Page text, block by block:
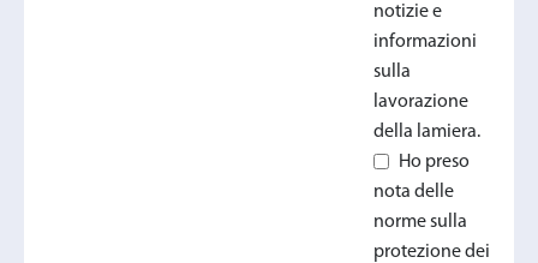
notizie e
informazioni
sulla
lavorazione
della lamiera.
Ho preso
nota delle
norme sulla
protezione dei